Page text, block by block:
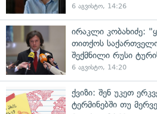
6 აგვისტო, 14:26
ირაკლი კობახიძე:
თითქოს
შექმნილი რუსი
6 აგვისტო, 14:20
ქვიზი: შენ უკეთ
ტერმინებში თუ